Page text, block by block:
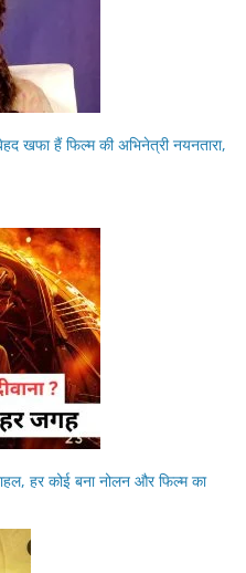
खफा हैं फिल्म की अभिनेत्री नयनतारा,
हर कोई बना नोलन और फिल्म का